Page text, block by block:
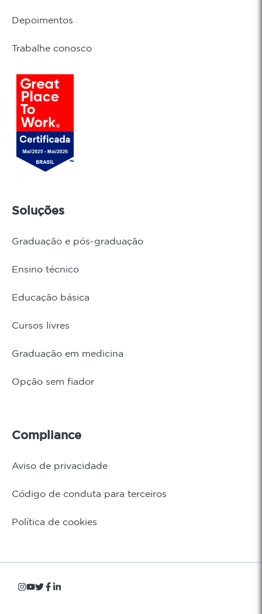
Depoimentos
Trabalhe conosco
Soluções
Graduação e pós-graduação
Ensino técnico
Educação básica
Cursos livres
Graduação em medicina
Opção sem fiador
Compliance
Aviso de privacidade
Código de conduta para terceiros
Política de cookies